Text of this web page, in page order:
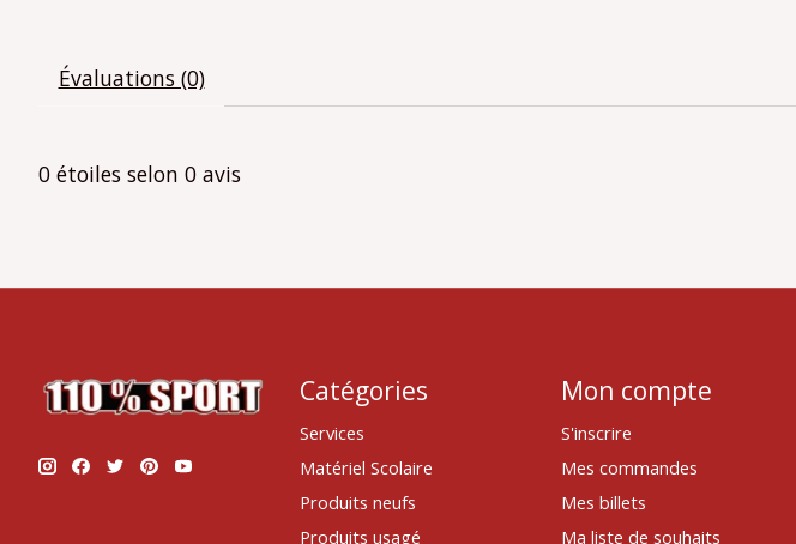
Évaluations (0)
0 étoiles selon 0 avis
Catégories
Services
Matériel Scolaire
Produits neufs
Produits usagé
Mon compte
S'inscrire
Mes commandes
Mes billets
Ma liste de souhaits